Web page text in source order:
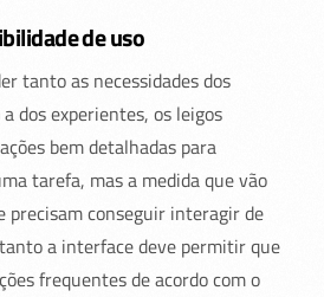
de uso
tanto as necessidades dos
dos experientes, os leigos
bem detalhadas para
tarefa, mas a medida que vão
precisam conseguir interagir de
a interface deve permitir que
frequentes de acordo com o